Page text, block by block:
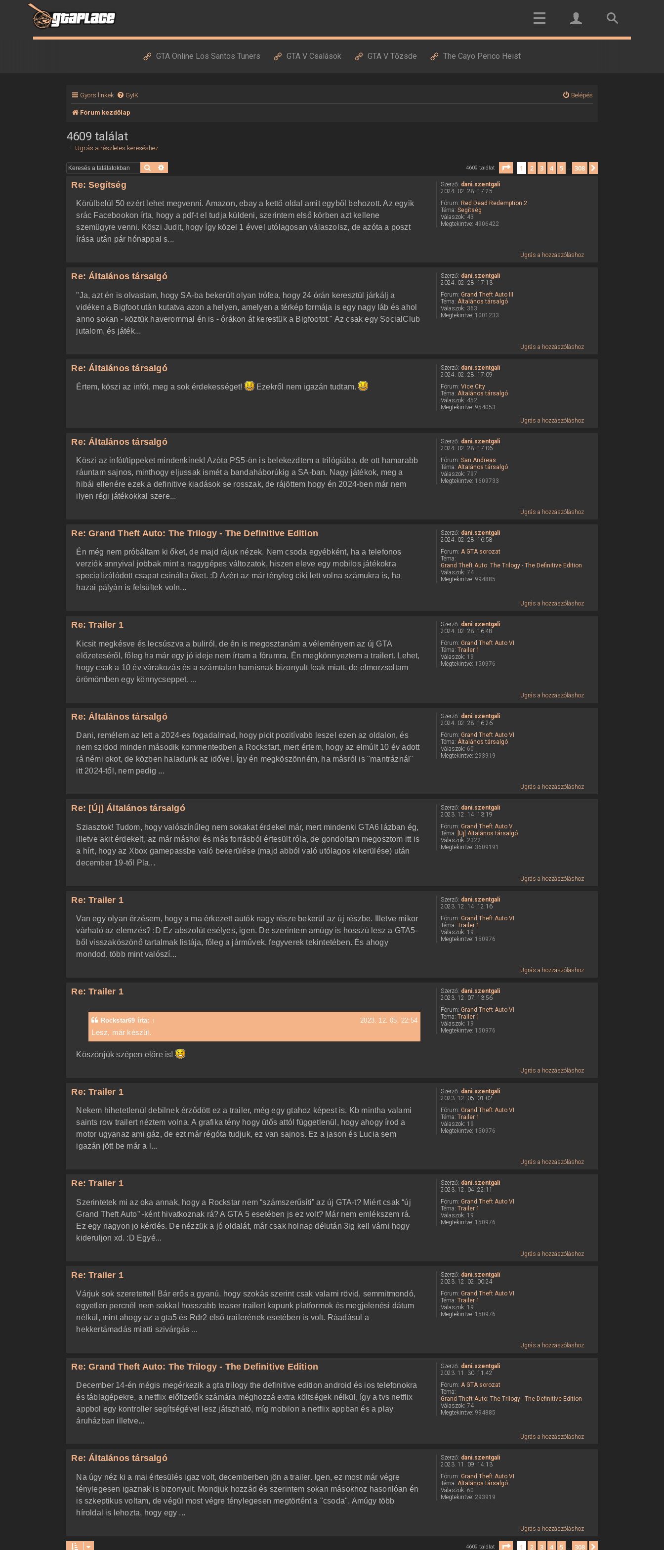
GTA Online Los Santos Tuners GTA V Csalások GTA V Tőzsde The Cayo Perico Heist
Gyors linkek GyIK Belépés
Fórum kezdőlap
4609 találat
Ugrás a részletes kereséshez
Keresés 4609 találat Oldal:1 308
1 2 3 4 5 … 308
Szerző: dani.szentgali
2024. 02. 28. 17:25
Fórum:Red Dead Redemption 2
Téma:Segítség
Válaszok: 43
Megtekintve: 4906422
Re: Segítség
Körülbelül 50 ezért lehet megvenni. Amazon, ebay a kettő oldal amit egyből behozott. Az egyik
srác Facebookon írta, hogy a pdf-t el tudja küldeni, szerintem első körben azt kellene
szemügyre venni. Köszi Judit, hogy így közel 1 évvel utólagosan válaszolsz, de azóta a poszt
írása után pár hónappal s...
Ugrás a hozzászóláshoz
Szerző: dani.szentgali
2024. 02. 28. 17:13
Fórum: Grand Theft Auto III
Téma:Általános társalgó
Válaszok: 363
Megtekintve: 1001233
Re: Általános társalgó
"Ja, azt én is olvastam, hogy SA-ba bekerült olyan trófea, hogy 24 órán keresztül járkálj a
vidéken a Bigfoot után kutatva azon a helyen, amelyen a térkép formája is egy nagy láb és ahol
anno sokan - köztük haverommal én is - órákon át kerestük a Bigfootot." Az csak egy SocialClub
jutalom, és játék...
Ugrás a hozzászóláshoz
Szerző: dani.szentgali
2024. 02. 28. 17:09
Fórum:Vice City
Téma: Általános társalgó
Válaszok: 452
Megtekintve: 954053
Re: Általános társalgó
Értem, köszi az infót, meg a sok érdekességet! Ezekről nem igazán tudtam.
Ugrás a hozzászóláshoz
Szerző: dani.szentgali
2024. 02. 28. 17:06
Fórum:San Andreas
Téma: Általános társalgó
Válaszok:797
Megtekintve: 1609733
Re: Általános társalgó
Köszi az infót/tippeket mindenkinek! Azóta PS5-ön is belekezdtem a trilógiába, de ott hamarabb
ráuntam sajnos, minthogy eljussak ismét a bandaháborúkig a SA-ban. Nagy játékok, meg a
hibái ellenére ezek a definitive kiadások se rosszak, de rájöttem hogy én 2024-ben már nem
ilyen régi játékokkal szere...
Ugrás a hozzászóláshoz
Szerző: dani.szentgali
2024. 02. 28. 16:58
Fórum:A GTA sorozat
Téma:
Grand Theft Auto: The Trilogy - The Definitive Edition
Válaszok:74
Megtekintve: 994885
Re: Grand Theft Auto: The Trilogy - The Definitive Edition
Én még nem próbáltam ki őket, de majd rájuk nézek. Nem csoda egyébként, ha a telefonos
verziók annyival jobbak mint a nagygépes változatok, hiszen eleve egy mobilos játékokra
specializálódott csapat csinálta őket. :D Azért az már tényleg ciki lett volna számukra is, ha
hazai pályán is felsültek voln...
Ugrás a hozzászóláshoz
Szerző: dani.szentgali
2024. 02. 28. 16:48
Fórum: Grand Theft Auto VI
Téma:Trailer 1
Válaszok: 19
Megtekintve: 150976
Re: Trailer 1
Kicsit megkésve és lecsúszva a buliról, de én is megosztanám a véleményem az új GTA
előzeteséről, főleg ha már egy jó ideje nem írtam a fórumra. Én megkönnyeztem a trailert. Lehet,
hogy csak a 10 év várakozás és a számtalan hamisnak bizonyult leak miatt, de elmorzsoltam
örömömben egy könnycseppet, ...
Ugrás a hozzászóláshoz
Szerző: dani.szentgali
2024. 02. 28. 16:26
Fórum: Grand Theft Auto VI
Téma: Általános társalgó
Válaszok: 60
Megtekintve: 293919
Re: Általános társalgó
Dani, remélem az lett a 2024-es fogadalmad, hogy picit pozitívabb leszel ezen az oldalon, és
nem szidod minden második kommentedben a Rockstart, mert értem, hogy az elmúlt 10 év adott
rá némi okot, de közben haladunk az idővel. Így én megköszönném, ha másról is "mantráznál"
itt 2024-től, nem pedig ...
Ugrás a hozzászóláshoz
Szerző: dani.szentgali
2023. 12. 14. 13:19
Fórum: Grand Theft Auto V
Téma: [Új] Általános társalgó
Válaszok: 2322
Megtekintve: 3609191
Re: [Új] Általános társalgó
Sziasztok! Tudom, hogy valószínűleg nem sokakat érdekel már, mert mindenki GTA6 lázban ég,
illetve akit érdekelt, az már máshol és más forrásból értesült róla, de gondoltam megosztom itt is
a hírt, hogy az Xbox gamepassbe való bekerülése (majd abból való utólagos kikerülése) után
december 19-től Pla...
Ugrás a hozzászóláshoz
Szerző: dani.szentgali
2023. 12. 14. 12:16
Fórum: Grand Theft Auto VI
Téma:Trailer 1
Válaszok: 19
Megtekintve: 150976
Re: Trailer 1
Van egy olyan érzésem, hogy a ma érkezett autók nagy része bekerül az új részbe. Illetve mikor
várható az elemzés? :D Ez abszolút esélyes, igen. De szerintem amúgy is hosszú lesz a GTA5-
ből visszaköszönő tartalmak listája, főleg a járművek, fegyverek tekintetében. És ahogy
mondod, több mint valószí...
Ugrás a hozzászóláshoz
Szerző: dani.szentgali
2023. 12. 07. 13:56
Fórum: Grand Theft Auto VI
Téma:Trailer 1
Válaszok: 19
Megtekintve: 150976
Re: Trailer 1
Rockstar69 írta: ↑ 2023. 12. 05. 22:54
Lesz, már készül.
Köszönjük szépen előre is!
Ugrás a hozzászóláshoz
Szerző: dani.szentgali
2023. 12. 05. 01:02
Fórum: Grand Theft Auto VI
Téma:Trailer 1
Válaszok: 19
Megtekintve: 150976
Re: Trailer 1
Nekem hihetetlenül debilnek érződött ez a trailer, még egy gtahoz képest is. Kb mintha valami
saints row trailert néztem volna. A grafika tény hogy ütős attól függetlenül, hogy ahogy írod a
motor ugyanaz ami gáz, de ezt már régóta tudjuk, ez van sajnos. Ez a jason és Lucia sem
igazán jött be már a l...
Ugrás a hozzászóláshoz
Szerző: dani.szentgali
2023. 12. 04. 22:11
Fórum: Grand Theft Auto VI
Téma:Trailer 1
Válaszok: 19
Megtekintve: 150976
Re: Trailer 1
Szerintetek mi az oka annak, hogy a Rockstar nem “számszerűsíti” az új GTA-t? Miért csak “új
Grand Theft Auto” -ként hivatkoznak rá? A GTA 5 esetében js ez volt? Már nem emlékszem rá.
Ez egy nagyon jo kérdés. De nézzük a jó oldalát, már csak holnap délután 3ig kell várni hogy
kideruljon xd. :D Egyé...
Ugrás a hozzászóláshoz
Szerző: dani.szentgali
2023. 12. 02. 00:24
Fórum: Grand Theft Auto VI
Téma:Trailer 1
Válaszok: 19
Megtekintve: 150976
Re: Trailer 1
Várjuk sok szeretettel! Bár erős a gyanú, hogy szokás szerint csak valami rövid, semmitmondó,
egyetlen percnél nem sokkal hosszabb teaser trailert kapunk platformok és megjelenési dátum
nélkül, mint ahogy az a gta5 és Rdr2 első trailerének esetében is volt. Ráadásul a
hekkertámadás miatti szivárgás ...
Ugrás a hozzászóláshoz
Szerző: dani.szentgali
2023. 11. 30. 11:42
Fórum:A GTA sorozat
Téma:
Grand Theft Auto: The Trilogy - The Definitive Edition
Válaszok:74
Megtekintve: 994885
Re: Grand Theft Auto: The Trilogy - The Definitive Edition
December 14-én mégis megérkezik a gta trilogy the definitive edition android és ios telefonokra
és táblagépekre, a netflix előfizetők számára méghozzá extra költségek nélkül, így a tvs netflix
appbol egy kontroller segítségével lesz játszható, míg mobilon a netflix appban és a play
áruházban illetve...
Ugrás a hozzászóláshoz
Szerző: dani.szentgali
2023. 11. 09. 14:13
Fórum: Grand Theft Auto VI
Téma:Általános társalgó
Válaszok: 60
Megtekintve: 293919
Re: Általános társalgó
Na úgy néz ki a mai értesülés igaz volt, decemberben jön a trailer. Igen, ez most már végre
ténylegesen igaznak is bizonyult. Mondjuk hozzád és szerintem sokan másokhoz hasonlóan én
is szkeptikus voltam, de végül most végre ténylegesen megtörtént a "csoda". Amúgy több
híroldal is lehozta, hogy egy ...
Ugrás a hozzászóláshoz
4609 találat Oldal:1 308
1 2 3 4 5 … 308